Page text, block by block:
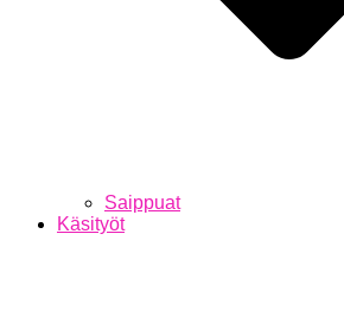
Saippuat
Käsityöt